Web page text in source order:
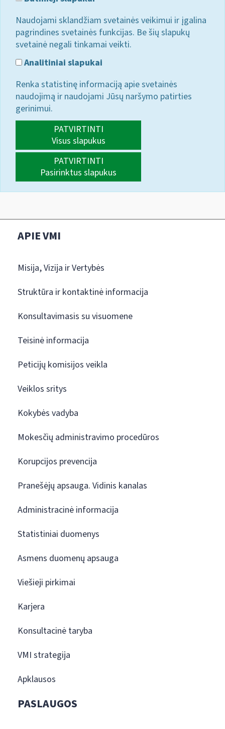
Naudojami sklandžiam svetainės veikimui ir įgalina
pagrindines svetainės funkcijas. Be šių slapukų
svetainė negali tinkamai veikti.
Analitiniai slapukai
Renka statistinę informaciją apie svetainės
naudojimą ir naudojami Jūsų naršymo patirties
gerinimui.
PATVIRTINTI
Visus slapukus
PATVIRTINTI
Pasirinktus slapukus
APIE VMI
Misija, Vizija ir Vertybės
Struktūra ir kontaktinė informacija
Konsultavimasis su visuomene
Teisinė informacija
Peticijų komisijos veikla
Veiklos sritys
Kokybės vadyba
Mokesčių administravimo procedūros
Korupcijos prevencija
Pranešėjų apsauga. Vidinis kanalas
Administracinė informacija
Statistiniai duomenys
Asmens duomenų apsauga
Viešieji pirkimai
Karjera
Konsultacinė taryba
VMI strategija
Apklausos
PASLAUGOS